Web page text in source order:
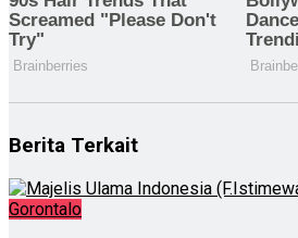
Berita Terkait
Gorontalo